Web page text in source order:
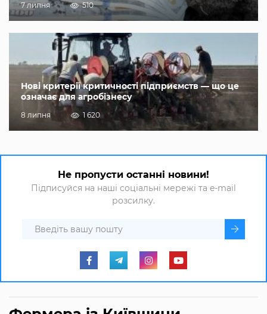
7 липня 510
Нові критерії критичності підприємств — що це
означає для агробізнесу
8 липня 1 620
Не пропусти останні новини!
Підписуйся на наші соціальні мережі та e-mail
розсилку.